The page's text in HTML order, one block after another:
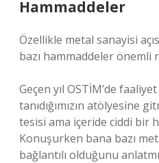
Hammaddeler
Özellikle metal sanayisi
bazı hammaddeler önemli
Geçen yıl OSTİM’de
tanıdığımızın atölyesine
tesisi ama içeride ciddi bir
Konuşurken bana bazı
bağlantılı olduğunu